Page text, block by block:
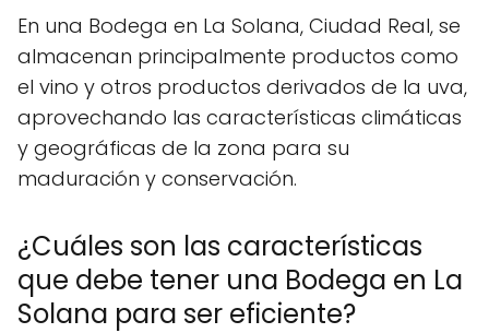
En una Bodega en La Solana, Ciudad Real, se
almacenan principalmente productos como
el vino y otros productos derivados de la uva,
aprovechando las características climáticas
y geográficas de la zona para su
maduración y conservación.
¿Cuáles son las características
que debe tener una Bodega en La
Solana para ser eficiente?